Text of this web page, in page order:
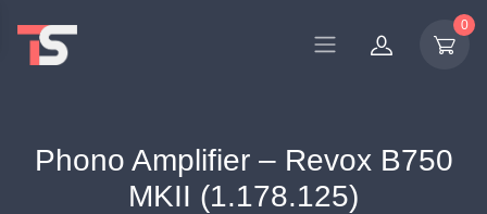
0
Phono Amplifier – Revox B750
MKII (1.178.125)